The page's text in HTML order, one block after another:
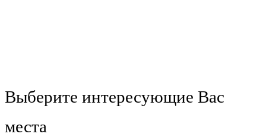
Выберите интересующие Вас
места